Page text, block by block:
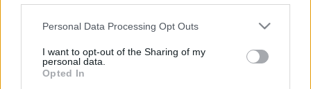
Please note that this website/app uses one or more Google
not limited to your visit or usage behaviour. You may click to
grant or deny consent to Google and its third-party tags to
use your data for below specified purposes in below Google
Personal Data Processing Opt Outs
I want to opt-out of the Sharing of my
personal data.
Opted In
mint a Pink Floyd, a Shadows, az Oasis, vagy a Radiohead.